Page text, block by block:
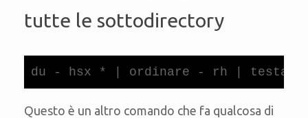
tutte le sottodirectory
du - hsx * | ordinare - rh | testa -
Questo è un altro comando che fa qualcosa di